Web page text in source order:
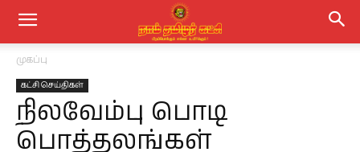
முகப்பு
கட்சி செய்திகள்
நிலவேம்பு பொடி
பொத்தலங்கள்